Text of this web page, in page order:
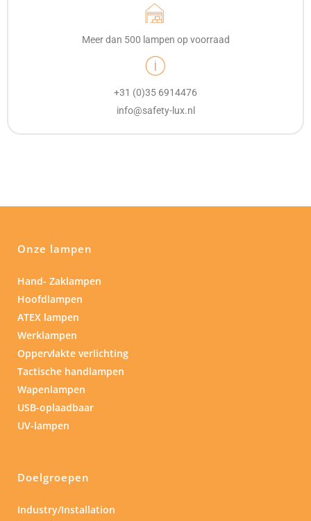
Meer dan 500 lampen op voorraad
+31 (0)35 6914476
info@safety-lux.nl
Onze lampen
Hand- Zaklampen
Hoofdlampen
ATEX lampen
Werklampen
Oppervlakte verlichting
Tactische handlampen
Wapenlampen
USB-oplaadbaar
UV-lampen
Doelgroepen
Industry/Installation